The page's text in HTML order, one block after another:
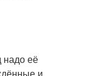
надо её